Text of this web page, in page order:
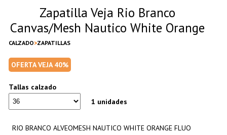
Zapatilla Veja Rio Branco
Canvas/Mesh Nautico White Orange
CALZADO ZAPATILLAS
OFERTA VEJA 40%
Tallas calzado
1 unidades
RIO BRANCO ALVEOMESH NAUTICO WHITE ORANGE FLUO